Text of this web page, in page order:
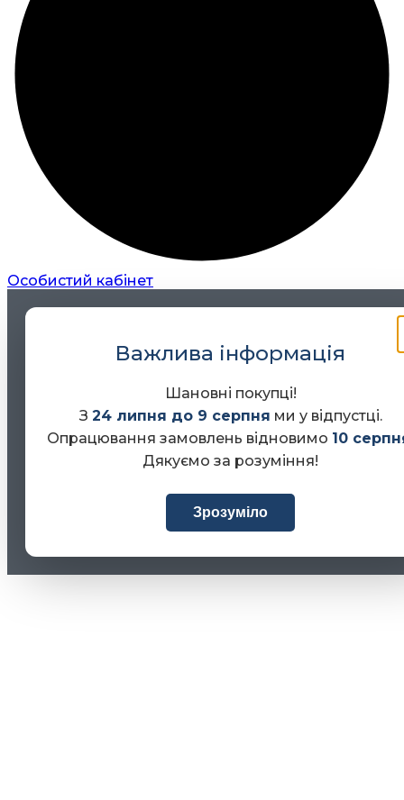
Особистий кабінет
Важлива інформація
Шановні покупці!
З 24 липня до 9 серпня ми у відпустці.
Опрацювання замовлень відновимо 10
Дякуємо за розуміння!
Зрозуміло